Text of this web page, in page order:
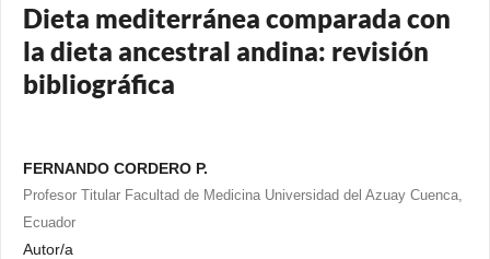
Dieta mediterránea comparada con
la dieta ancestral andina: revisión
bibliográfica
FERNANDO CORDERO P.
Profesor Titular Facultad de Medicina Universidad del Azuay Cuenca,
Ecuador
Autor/a